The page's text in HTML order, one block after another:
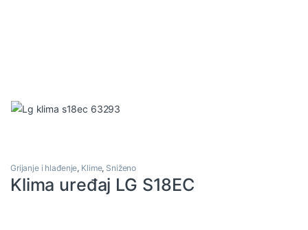
Grijanje i hlađenje, Klime, Sniženo
Klima uređaj LG S18EC